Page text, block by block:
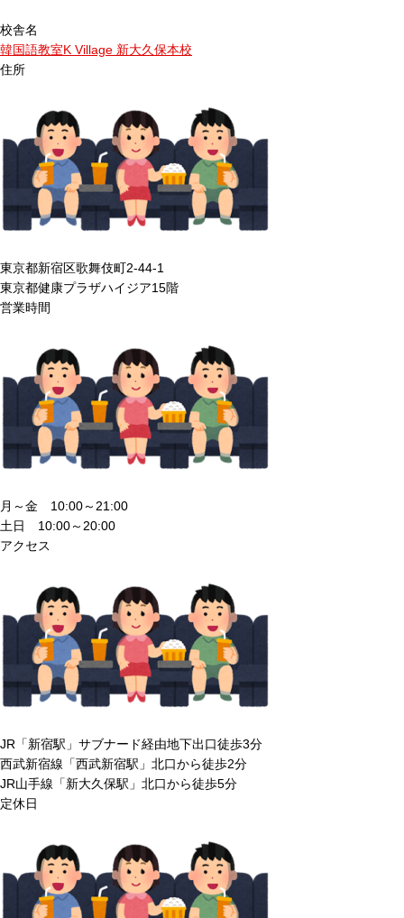
校舎名
韓国語教室K Village 新大久保本校
住所
東京都新宿区歌舞伎町2-44-1
東京都健康プラザハイジア15階
営業時間
月～金 10:00～21:00
土日 10:00～20:00
アクセス
JR「新宿駅」サブナード経由地下出口徒歩3分
西武新宿線「西武新宿駅」北口から徒歩2分
JR山手線「新大久保駅」北口から徒歩5分
定休日